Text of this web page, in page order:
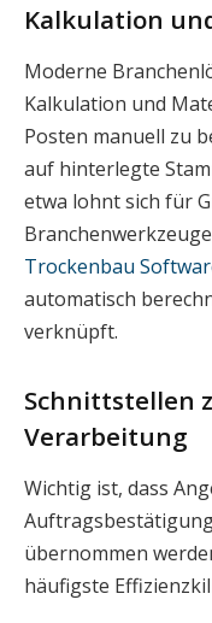
Kalkulation
Moderne
Kalkulation und
Posten manuell zu
auf hinterlegte
etwa lohnt sich für
Trockenbau
automatisch
verknüpft.
Schnittstellen
Verarbeitung
Wichtig ist, dass
übernommen
häufigste